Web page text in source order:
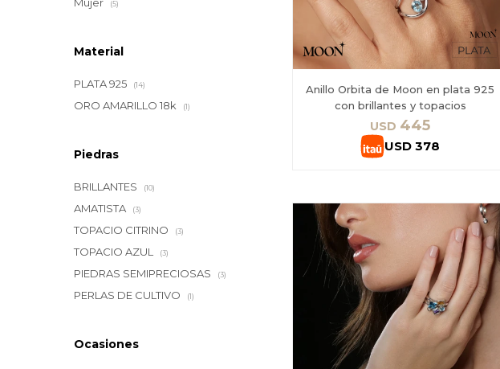
Anillo Orbita de Moon en plata 925
con brillantes y topacios
USD 445
USD 378
(5)
Material
PLATA 925 (14)
ORO AMARILLO 18k (1)
Piedras
BRILLANTES (10)
AMATISTA (3)
TOPACIO CITRINO (3)
TOPACIO AZUL (3)
PIEDRAS SEMIPRECIOSAS (3)
PERLAS DE CULTIVO (1)
Ocasiones